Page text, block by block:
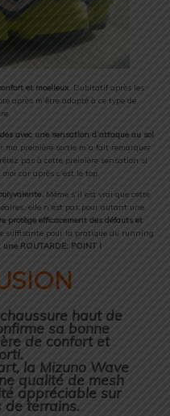
et moelleux . Dubitatif après les
après m’être adapté à ce type de
avec une sensation d’attaque au sol
première sortie m’a fait remarquer
pas à cette première sensation si
car après c’est le top.
Même s’il est vrai que cette
elle n’est pas pour autant une
protège efficacement des défauts et
suffisante pour la pratique du running
une ROUTARDE: POINT !
haut de
sa bonne
de confort et
la Mizuno Wave
qualité de mesh
appréciable sur
de terrains.